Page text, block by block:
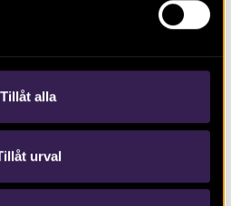
Tillåt alla
urval